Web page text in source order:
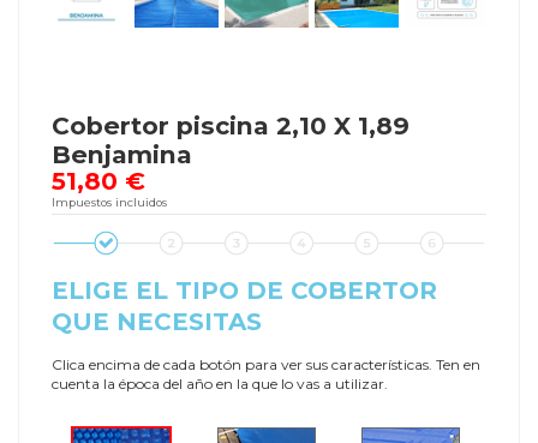
Cobertor piscina 2,10 X 1,89
Benjamina
51,80 €
Impuestos incluidos
ELIGE EL TIPO DE COBERTOR
QUE NECESITAS
Clica encima de cada botón para ver sus características. Ten en
cuenta la época del año en la que lo vas a utilizar.